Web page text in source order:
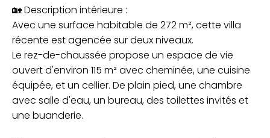
🏡 Description intérieure :
Avec une surface habitable de 272 m², cette villa
récente est agencée sur deux niveaux.
Le rez-de-chaussée propose un espace de vie
ouvert d'environ 115 m² avec cheminée, une cuisine
équipée, et un cellier. De plain pied, une chambre
avec salle d'eau, un bureau, des toilettes invités et
une buanderie.